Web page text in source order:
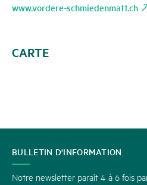
www.vordere-schmiedenmatt.ch
CARTE
CONTACT
BULLETIN D'INFORMATION
Notre newsletter paraît 4 à 6 fois